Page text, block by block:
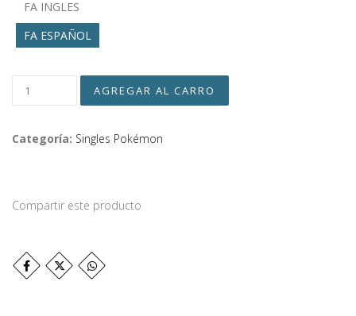
FA INGLES
FA ESPAÑOL
Categoría: Singles Pokémon
Compartir este producto